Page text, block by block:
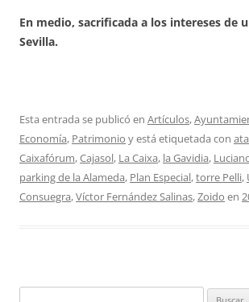
En medio, sacrificada a los intereses de
Sevilla.
Esta entrada se publicó en Artículos,
Economía, Patrimonio y está etiquetada con
Caixafórum,Cajasol, La Caixa, la Gavidia,
parking de la Alameda, Plan Especial,torre Pelli,
Consuegra,Víctor Fernández Salinas,Zoido en